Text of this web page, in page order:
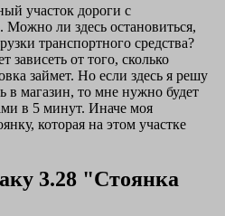
участок дороги с
ли здесь остановиться,
транспортного средства?
зависеть от того, сколько
займет. Но если здесь я решу
в магазин, то мне нужно будет
в 5 минут. Иначе моя
которая на этом участке
3.28 "Стоянка